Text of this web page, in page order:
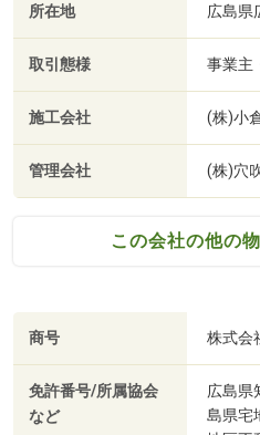
所在地 広島県
取引態様 事業主
施工会社 (株)小
管理会社 (株)穴
この会社の他の
商号 株式会
免許番号/所属協会
など
広島県
島県宅